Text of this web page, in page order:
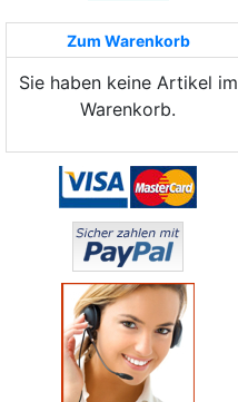
Zum Warenkorb
Sie haben keine Artikel im
Warenkorb.